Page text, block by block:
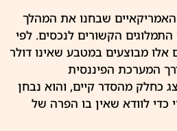
האמריקאיים שבחנו את המהלך
הקשורים לנכסים. לפי
מבוצעים במטבע שאינו דולר
המערכת הפיננסית
כחלק מהסדר קיים, והוא נבחן
כדי לוודא שאין בו הפרה של